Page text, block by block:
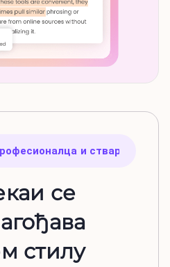
и ствараоца
се
стилу